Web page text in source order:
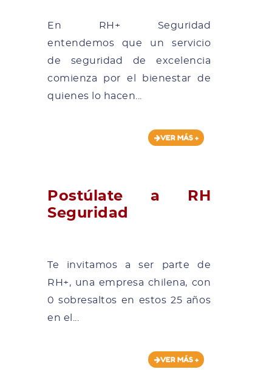
En RH+ Seguridad
entendemos que un servicio
de seguridad de excelencia
comienza por el bienestar de
quienes lo hacen...
VER MÁS +
Postúlate a RH
Seguridad
Te invitamos a ser parte de
RH+, una empresa chilena, con
0 sobresaltos en estos 25 años
en el...
VER MÁS +